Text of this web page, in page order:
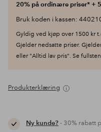
20% på ordinære priser* +
Bruk koden i kassen:
Gyldig ved kjøp over 1500 kr
Gjelder nedsatte priser.
eller "Alltid lav pris". Se
Produkterklæring
Ny kunde?- 30% rabatt